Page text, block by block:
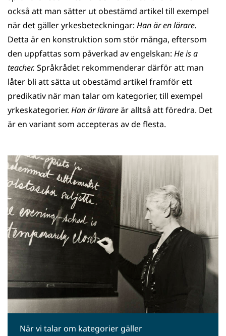
också att man sätter ut obestämd artikel till exempel
när det gäller yrkesbeteckningar: Han är en lärare.
Detta är en konstruktion som stör många, eftersom
den uppfattas som påverkad av engelskan: He is a
teacher. Språkrådet rekommenderar därför att man
låter bli att sätta ut obestämd artikel framför ett
predikativ när man talar om kategorier, till exempel
yrkeskategorier. Han är lärareär alltså att föredra. Det
är en variant som accepteras av de flesta.
När vi talar om kategorier gäller